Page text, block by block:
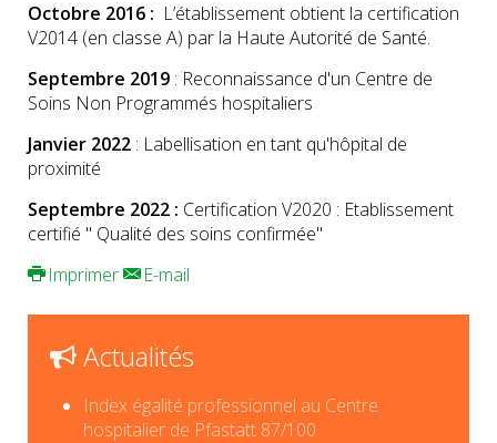
Octobre 2016 : L’établissement obtient la certification
V2014 (en classe A) par la Haute Autorité de Santé.
Septembre 2019 : Reconnaissance d'un Centre de
Soins Non Programmés hospitaliers
Janvier 2022 : Labellisation en tant qu'hôpital de
proximité
Septembre 2022 : Certification V2020 : Etablissement
certifié " Qualité des soins confirmée"
Imprimer
E-mail
Actualités
Index égalité professionnel au Centre
hospitalier de Pfastatt 87/100